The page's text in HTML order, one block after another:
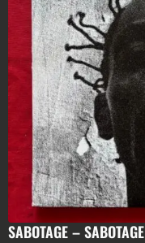
SABOTAGE – SABOTAGE